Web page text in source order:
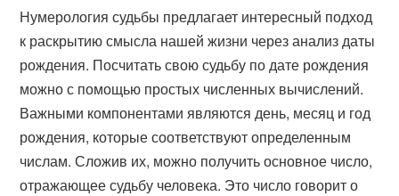
Нумерология судьбы предлагает интересный подход
к раскрытию смысла нашей жизни через анализ даты
рождения. Посчитать свою судьбу по дате рождения
можно с помощью простых численных вычислений.
Важными компонентами являются день, месяц и год
рождения, которые соответствуют определенным
числам. Сложив их, можно получить основное число,
отражающее судьбу человека. Это число говорит о